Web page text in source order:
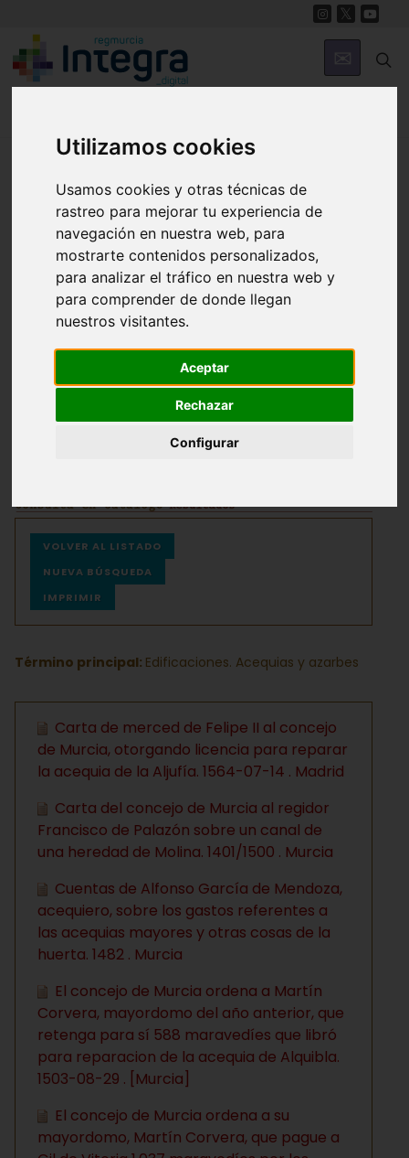
Utilizamos cookies
Usamos cookies y otras técnicas de
rastreo para mejorar tu experiencia de
navegación en nuestra web, para
mostrarte contenidos personalizados,
para analizar el tráfico en nuestra web y
para comprender de donde llegan
nuestros visitantes.
Aceptar
Rechazar
Configurar
Región de Murcia Digital
Fondos documentales |Colecciones de fotografías
Hemeroteca|Cine doméstico
Avanzada
Ayuda
VOLVER AL LISTADO
NUEVA BÚSQUEDA
IMPRIMIR
Término principal: Edificaciones. Acequias y azarbes
Carta de merced de Felipe II al concejo
de Murcia, otorgando licencia para reparar
la acequia de la Aljufía. 1564-07-14 . Madrid
Carta del concejo de Murcia al regidor
Francisco de Palazón sobre un canal de
una heredad de Molina. 1401/1500 . Murcia
Cuentas de Alfonso García de Mendoza,
acequiero, sobre los gastos referentes a
las acequias mayores y otras cosas de la
huerta. 1482 . Murcia
El concejo de Murcia ordena a Martín
Corvera, mayordomo del año anterior, que
retenga para sí 588 maravedíes que libró
para reparacion de la acequia de Alquibla.
1503-08-29 . [Murcia]
El concejo de Murcia ordena a su
mayordomo, Martín Corvera, que pague a